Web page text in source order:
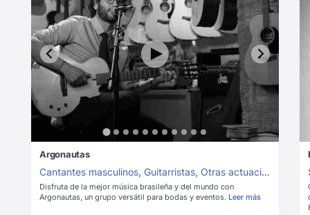
Argonautas
Cantantes masculinos, Guitarristas, Otras actuaciones instrumentales
Disfruta de la mejor música brasileña y del mundo con
Argonautas, un grupo versátil para bodas y eventos. Leer más